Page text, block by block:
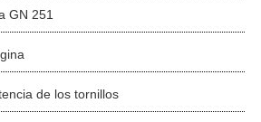
GN 251
de los tornillos